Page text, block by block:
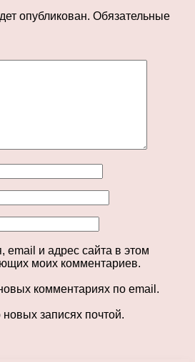
опубликован. Обязательные
email и адрес сайта в этом
моих комментариев.
комментариях по email.
записях почтой.